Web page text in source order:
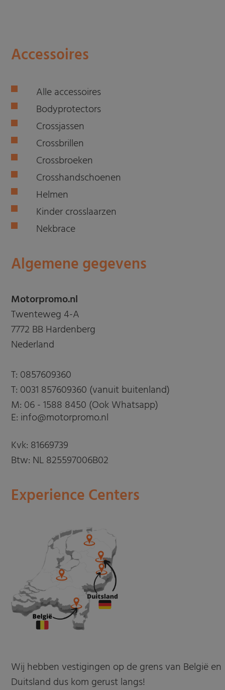
Accessoires
Alle accessoires
Bodyprotectors
Crossjassen
Crossbrillen
Crossbroeken
Crosshandschoenen
Helmen
Kinder crosslaarzen
Nekbrace
Algemene gegevens
Motorpromo.nl
Twenteweg 4-A
7772 BB Hardenberg
Nederland
T: 0857609360
T: 0031 857609360 (vanuit buitenland)
M: 06 - 1588 8450 (Ook Whatsapp)
E: info@motorpromo.nl
Kvk: 81669739
Btw: NL 825597006B02
Experience Centers
Wij hebben vestigingen op de grens van België en
Duitsland dus kom gerust langs!